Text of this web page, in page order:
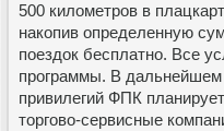
500 километров в
накопив определенную
поездок бесплатно. Все
программы. В
привилегий ФПК
торгово-сервисные